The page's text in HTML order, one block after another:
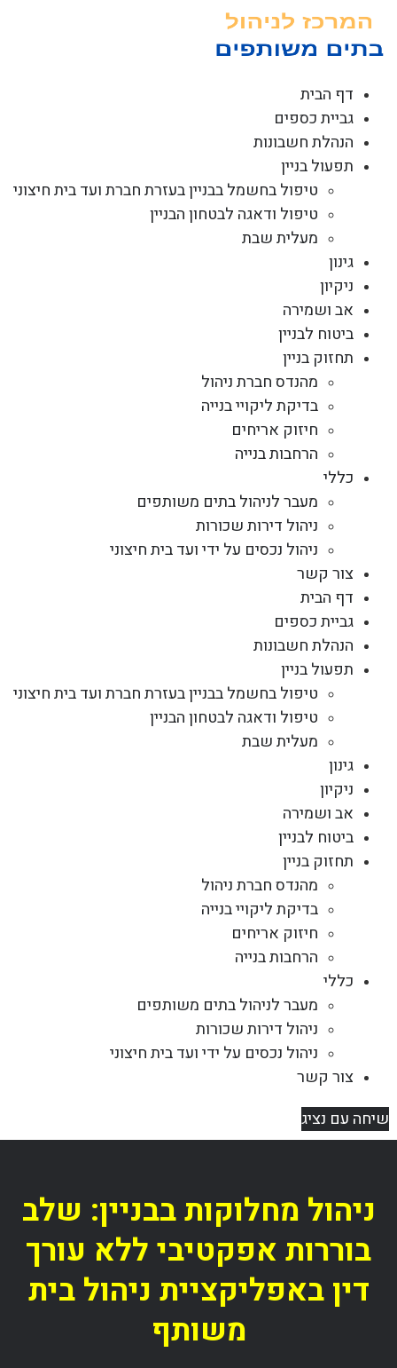
דף הבית
גביית כספים
הנהלת חשבונות
תפעול בניין
טיפול בחשמל בבניין בעזרת חברת ועד בית חיצוני
טיפול ודאגה לבטחון הבניין
מעלית שבת
גינון
ניקיון
אב ושמירה
ביטוח לבניין
תחזוק בניין
מהנדס חברת ניהול
בדיקת ליקויי בנייה
חיזוק אריחים
הרחבות בנייה
כללי
מעבר לניהול בתים משותפים
ניהול דירות שכורות
ניהול נכסים על ידי ועד בית חיצוני
צור קשר
דף הבית
גביית כספים
הנהלת חשבונות
תפעול בניין
טיפול בחשמל בבניין בעזרת חברת ועד בית חיצוני
טיפול ודאגה לבטחון הבניין
מעלית שבת
גינון
ניקיון
אב ושמירה
ביטוח לבניין
תחזוק בניין
מהנדס חברת ניהול
בדיקת ליקויי בנייה
חיזוק אריחים
הרחבות בנייה
כללי
מעבר לניהול בתים משותפים
ניהול דירות שכורות
ניהול נכסים על ידי ועד בית חיצוני
צור קשר
שיחה עם נציג
ניהול מחלוקות בבניין: שלב
בוררות אפקטיבי ללא עורך
דין באפליקציית ניהול בית
משותף